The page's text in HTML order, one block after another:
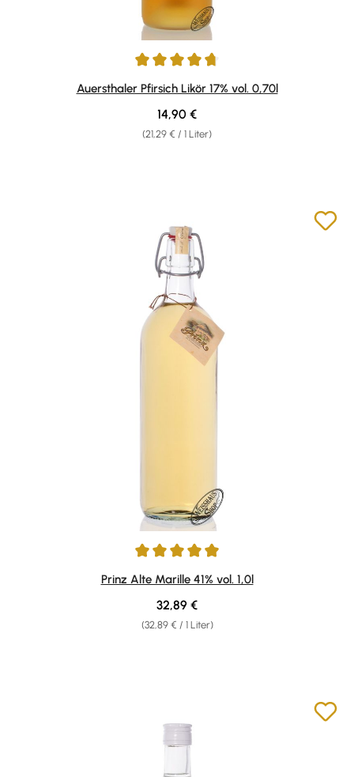
Durchschnittliche Bewertung von 4.86 von 5 Sternen
Auersthaler Pfirsich Likör 17% vol. 0,70l
(21,29 € / 1 Liter)
Regulärer Preis:
14,90 €
Durchschnittliche Bewertung von 4.96 von 5 Sternen
Prinz Alte Marille 41% vol. 1,0l
(32,89 € / 1 Liter)
Regulärer Preis:
32,89 €